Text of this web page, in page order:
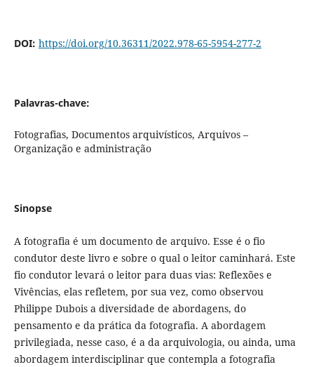
DOI: https://doi.org/10.36311/2022.978-65-5954-277-2
Palavras-chave:
Fotografias, Documentos arquivísticos, Arquivos –
Organização e administração
Sinopse
A fotografia é um documento de arquivo. Esse é o fio
condutor deste livro e sobre o qual o leitor caminhará. Este
fio condutor levará o leitor para duas vias: Reflexões e
Vivências, elas refletem, por sua vez, como observou
Philippe Dubois a diversidade de abordagens, do
pensamento e da prática da fotografia. A abordagem
privilegiada, nesse caso, é a da arquivologia, ou ainda, uma
abordagem interdisciplinar que contempla a fotografia